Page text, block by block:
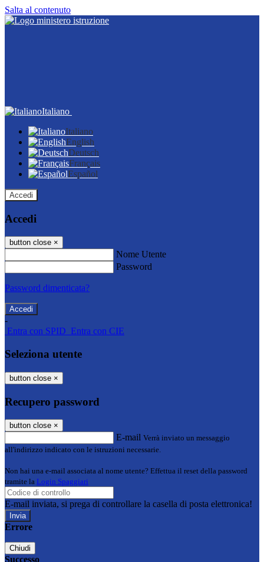
Salta al contenuto
Italiano
Italiano
English
Deutsch
Français
Español
Accedi
Accedi
button close ×
Nome Utente
Password
Password dimenticata?
-
Entra con SPID Entra con CIE
Seleziona utente
button close ×
Recupero password
button close ×
E-mail Verrà inviato un messaggio
all'indirizzo indicato con le istruzioni necessarie.
Non hai una e-mail associata al nome utente? Effettua il reset della password
tramite la Login Spaggiari
E-mail inviata, si prega di controllare la casella di posta elettronica!
Errore
Chiudi
Successo